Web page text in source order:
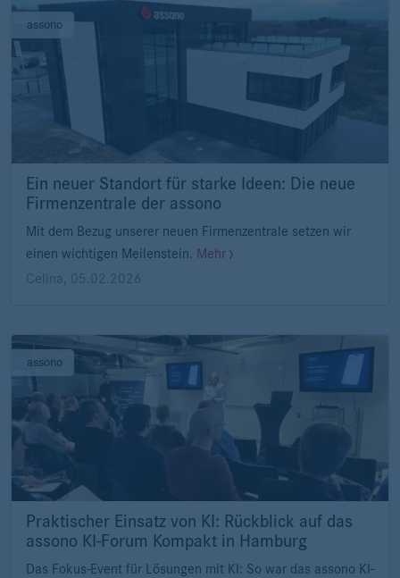
assono
Ein neuer Standort für starke Ideen: Die neue
Firmenzentrale der assono
Mit dem Bezug unserer neuen Firmenzentrale setzen wir
einen wichtigen Meilenstein. Mehr
Celina, 05.02.2026
assono
Praktischer Einsatz von KI: Rückblick auf das
assono KI-Forum Kompakt in Hamburg
Das Fokus-Event für Lösungen mit KI: So war das assono KI-